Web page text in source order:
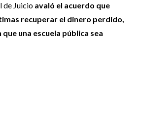
de Juicio avaló el acuerdo que
recuperar el dinero perdido,
una escuela pública sea